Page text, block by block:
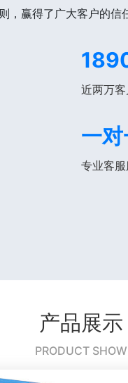
，赢得了广大客户的信
近两万
一
专业客
产品展示
PRODUCT SHOW